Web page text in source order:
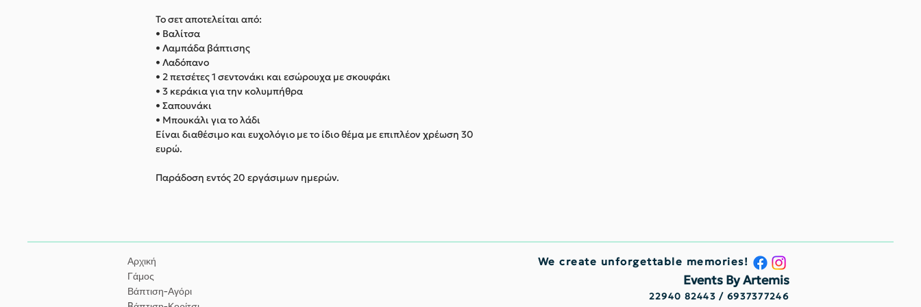
Το σετ αποτελείται από:
• Βαλίτσα
• Λαμπάδα βάπτισης
• Λαδόπανο
• 2 πετσέτες 1 σεντονάκι και εσώρουχα με σκουφάκι
• 3 κεράκια για την κολυμπήθρα
• Σαπουνάκι
• Μπουκάλι για το λάδι
Είναι διαθέσιμο και ευχολόγιο με το ίδιο θέμα με επιπλέον χρέωση 30
ευρώ.
Παράδοση εντός 20 εργάσιμων ημερών.
Αρχική
Γάμος
Βάπτιση-Αγόρι
We create unforgettable memories!
Events By Artemis
22940 82443 / 6937377246